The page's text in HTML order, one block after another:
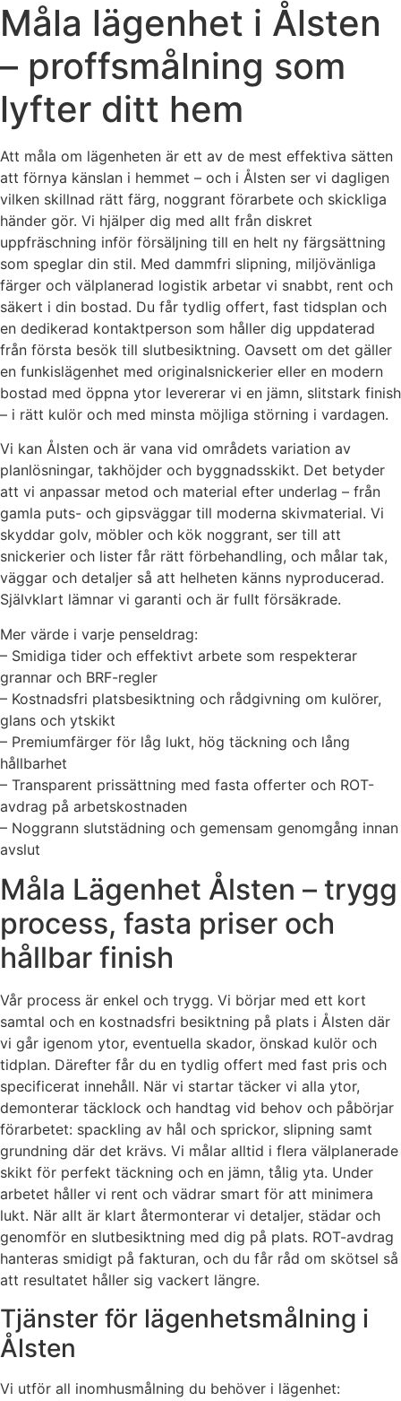
Måla lägenhet i Ålsten
– proffsmålning som
lyfter ditt hem
Att måla om lägenheten är ett av de mest effektiva sätten
att förnya känslan i hemmet – och i Ålsten ser vi dagligen
vilken skillnad rätt färg, noggrant förarbete och skickliga
händer gör. Vi hjälper dig med allt från diskret
uppfräschning inför försäljning till en helt ny färgsättning
som speglar din stil. Med dammfri slipning, miljövänliga
färger och välplanerad logistik arbetar vi snabbt, rent och
säkert i din bostad. Du får tydlig offert, fast tidsplan och
en dedikerad kontaktperson som håller dig uppdaterad
från första besök till slutbesiktning. Oavsett om det gäller
en funkislägenhet med originalsnickerier eller en modern
bostad med öppna ytor levererar vi en jämn, slitstark finish
– i rätt kulör och med minsta möjliga störning i vardagen.
Vi kan Ålsten och är vana vid områdets variation av
planlösningar, takhöjder och byggnadsskikt. Det betyder
att vi anpassar metod och material efter underlag – från
gamla puts- och gipsväggar till moderna skivmaterial. Vi
skyddar golv, möbler och kök noggrant, ser till att
snickerier och lister får rätt förbehandling, och målar tak,
väggar och detaljer så att helheten känns nyproducerad.
Självklart lämnar vi garanti och är fullt försäkrade.
Mer värde i varje penseldrag:
– Smidiga tider och effektivt arbete som respekterar
grannar och BRF-regler
– Kostnadsfri platsbesiktning och rådgivning om kulörer,
glans och ytskikt
– Premiumfärger för låg lukt, hög täckning och lång
hållbarhet
– Transparent prissättning med fasta offerter och ROT-
avdrag på arbetskostnaden
– Noggrann slutstädning och gemensam genomgång innan
avslut
Måla Lägenhet Ålsten – trygg
process, fasta priser och
hållbar finish
Vår process är enkel och trygg. Vi börjar med ett kort
samtal och en kostnadsfri besiktning på plats i Ålsten där
vi går igenom ytor, eventuella skador, önskad kulör och
tidplan. Därefter får du en tydlig offert med fast pris och
specificerat innehåll. När vi startar täcker vi alla ytor,
demonterar täcklock och handtag vid behov och påbörjar
förarbetet: spackling av hål och sprickor, slipning samt
grundning där det krävs. Vi målar alltid i flera välplanerade
skikt för perfekt täckning och en jämn, tålig yta. Under
arbetet håller vi rent och vädrar smart för att minimera
lukt. När allt är klart återmonterar vi detaljer, städar och
genomför en slutbesiktning med dig på plats. ROT-avdrag
hanteras smidigt på fakturan, och du får råd om skötsel så
att resultatet håller sig vackert längre.
Tjänster för lägenhetsmålning i
Ålsten
Vi utför all inomhusmålning du behöver i lägenhet: